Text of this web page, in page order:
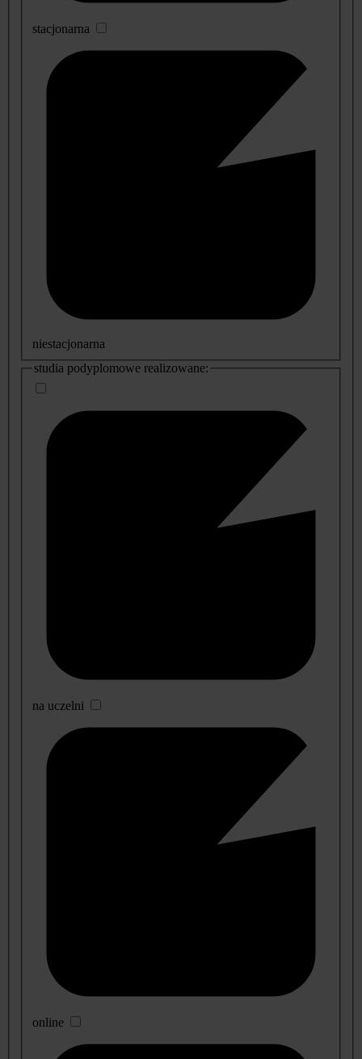
stacjonarna
niestacjonarna
studia podyplomowe realizowane:
na uczelni
online